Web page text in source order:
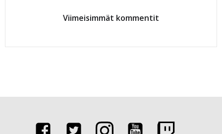
Viimeisimmät kommentit